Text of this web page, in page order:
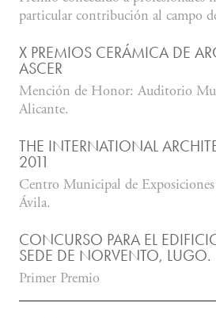
particular contribución al campo
X PREMIOS CERÁMICA DE
ASCER
Mención de Honor: Auditorio
Alicante.
THE INTERNATIONAL
2011
Centro Municipal de
Ávila.
CONCURSO PARA EL
SEDE DE NORVENTO, LUGO.
Primer Premio